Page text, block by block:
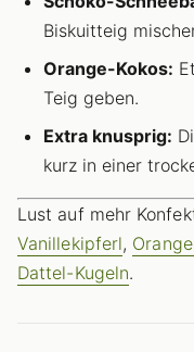
Biskuitteig
Orange-Kokos:
Teig geben.
Extra knusprig:
kurz in einer
Lust auf mehr
Vanillekipferl,
Dattel-Kugeln.